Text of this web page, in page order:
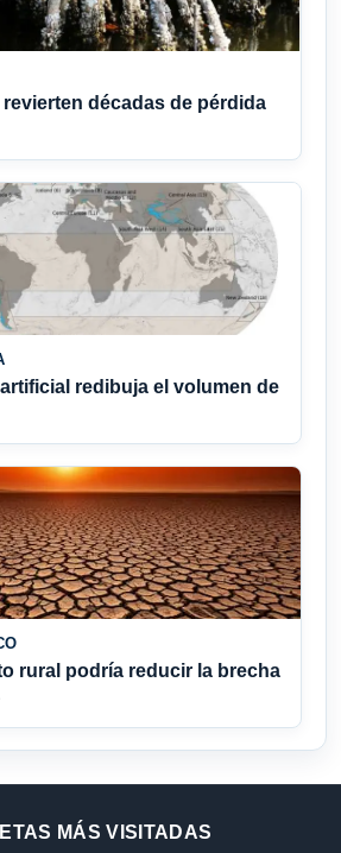
décadas de pérdida
redibuja el volumen de
rural podría reducir la brecha
MÁS VISITADAS